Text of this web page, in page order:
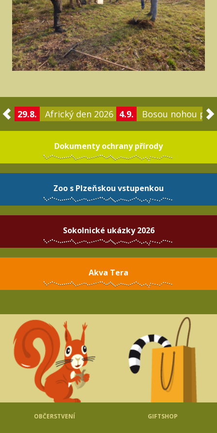
29.8. Africký den 2026 4.9. Bosou nohou po
Dokumenty ochrany přírody
Zoo s Plzeňskou vstupenkou
Sokolnické ukázky 2026
Akva Tera
OBČERSTVENÍ GIFTSHOP